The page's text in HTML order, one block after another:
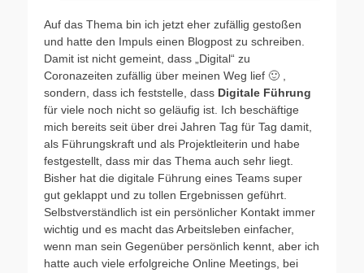
Auf das Thema bin ich jetzt eher zufällig gestoßen
und hatte den Impuls einen Blogpost zu schreiben.
Damit ist nicht gemeint, dass „Digital“ zu
Coronazeiten zufällig über meinen Weg lief 🙂 ,
sondern, dass ich feststelle, dass Digitale Führung
für viele noch nicht so geläufig ist. Ich beschäftige
mich bereits seit über drei Jahren Tag für Tag damit,
als Führungskraft und als Projektleiterin und habe
festgestellt, dass mir das Thema auch sehr liegt.
Bisher hat die digitale Führung eines Teams super
gut geklappt und zu tollen Ergebnissen geführt.
Selbstverständlich ist ein persönlicher Kontakt immer
wichtig und es macht das Arbeitsleben einfacher,
wenn man sein Gegenüber persönlich kennt, aber ich
hatte auch viele erfolgreiche Online Meetings, bei